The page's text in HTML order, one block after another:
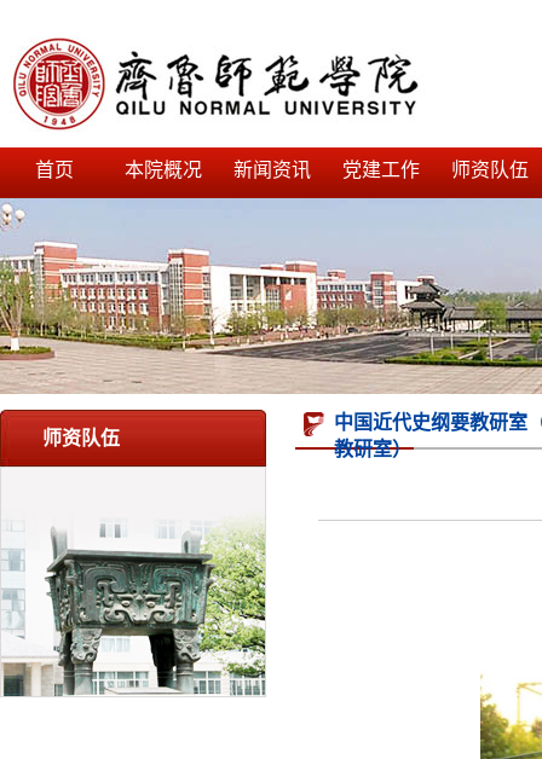
首页 本院概况 新闻资讯 党建工作 师资队伍
师资队伍
中国近代史纲要教研室
教研室）